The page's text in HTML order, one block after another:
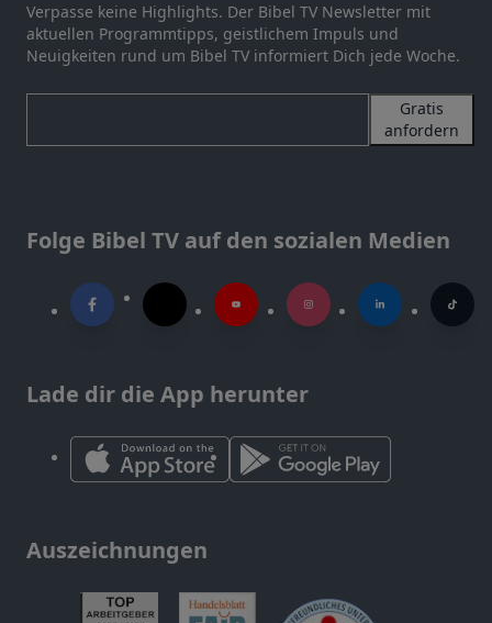
Verpasse keine Highlights. Der Bibel TV Newsletter mit
aktuellen Programmtipps, geistlichem Impuls und
Neuigkeiten rund um Bibel TV informiert Dich jede Woche.
Gratis
anfordern
Folge Bibel TV auf den sozialen Medien
Lade dir die App herunter
Auszeichnungen